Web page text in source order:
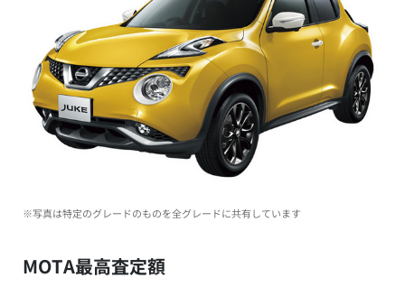
※写真は特定のグレードのものを全グレードに共有しています
MOTA最高査定額